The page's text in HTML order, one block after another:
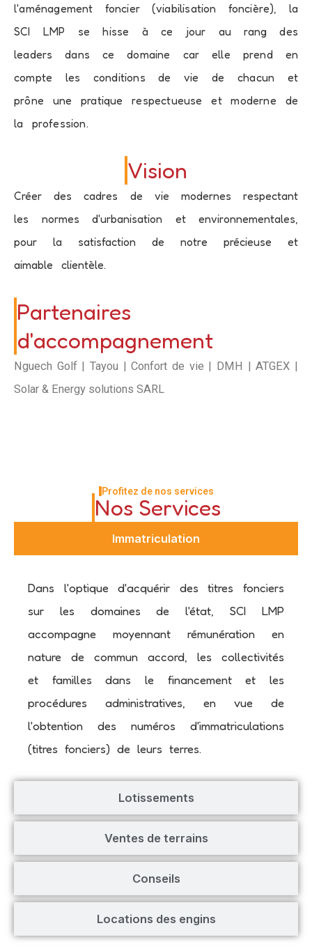
l'aménagement foncier (viabilisation foncière), la
SCI LMP se hisse à ce jour au rang des
leaders dans ce domaine car elle prend en
compte les conditions de vie de chacun et
prône une pratique respectueuse et moderne de
la profession.
Vision
Créer des cadres de vie modernes respectant
les normes d'urbanisation et environnementales,
pour la satisfaction de notre précieuse et
aimable clientèle.
Partenaires
d'accompagnement
Nguech Golf | Tayou | Confort de vie | DMH | ATGEX |
Solar & Energy solutions SARL
Profitez de nos services
Nos Services
Immatriculation
Lotissements
Ventes de terrains
Conseils
Locations des engins
Dans l'optique d'acquérir des titres fonciers
sur les domaines de l'état, SCI LMP
accompagne moyennant rémunération en
nature de commun accord, les collectivités
et familles dans le financement et les
procédures administratives, en vue de
l'obtention des numéros d'immatriculations
(titres fonciers) de leurs terres.